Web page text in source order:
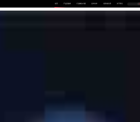
首页 产品及服务 行业解决方案 合作伙伴 投资者关系 关于我们